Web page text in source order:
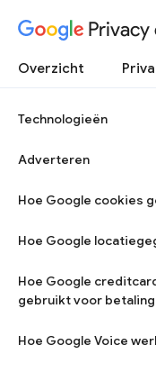
Overzicht
Technologieën
Adverteren
Hoe Google cookies
Hoe Google
Hoe Google
gebruikt voor
Hoe Google Voice